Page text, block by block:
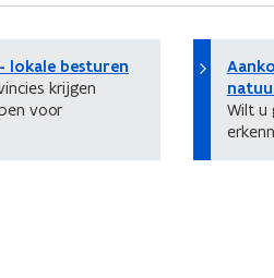
lokale besturen
krijgen
voor
Wilt u